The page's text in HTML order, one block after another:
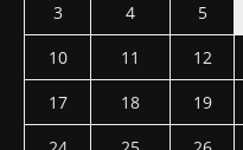
3
4 5
10
11 12
17
18 19